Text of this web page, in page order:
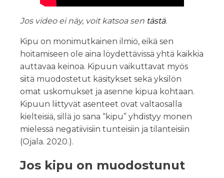
Jos video ei näy, voit katsoa sen tästä.
Kipu on monimutkainen ilmiö, eikä sen
hoitamiseen ole aina löydettävissä yhtä kaikkia
auttavaa keinoa. Kipuun vaikuttavat myös
siitä muodostetut käsitykset sekä yksilön
omat uskomukset ja asenne kipua kohtaan.
Kipuun liittyvät asenteet ovat valtaosalla
kielteisiä, sillä jo sana “kipu” yhdistyy monen
mielessä negatiivisiin tunteisiin ja tilanteisiin
(Ojala. 2020.).
Jos kipu on muodostunut